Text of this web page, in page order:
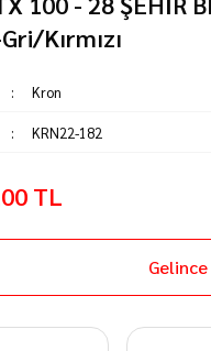
Kırmızı
Kron
KRN22-182
TL